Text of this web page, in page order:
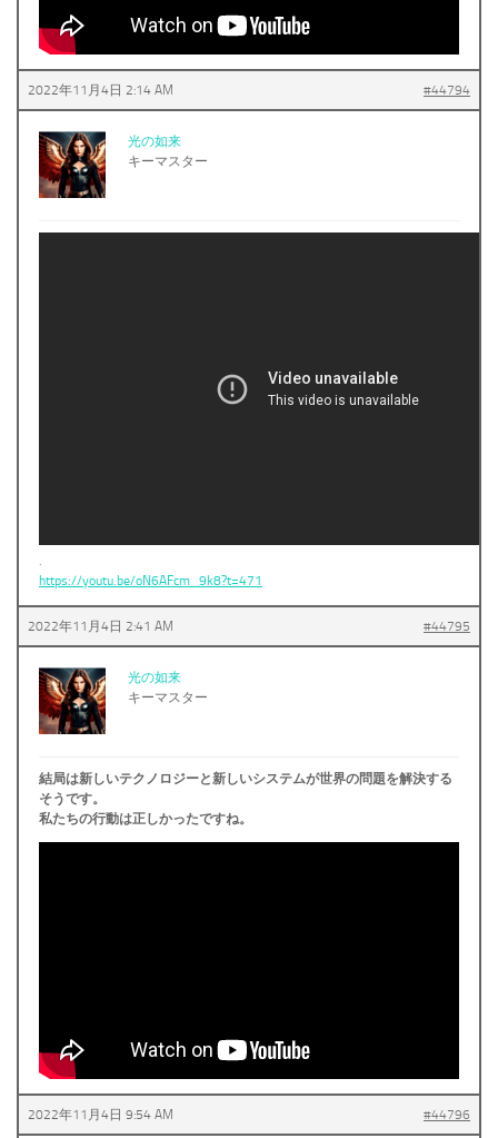
2022年11月4日 2:14 AM #44794
光の如来
キーマスター
.
https://youtu.be/oN6AFcm_9k8?t=471
2022年11月4日 2:41 AM #44795
光の如来
キーマスター
結局は新しいテクノロジーと新しいシステムが世界の問題を解決する
そうです。
私たちの行動は正しかったですね。
2022年11月4日 9:54 AM #44796